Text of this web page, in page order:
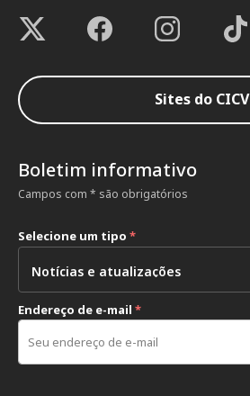
Sites do CICV
Boletim informativo
Campos com * são obrigatórios
Selecione um tipo *
Endereço de e-mail *